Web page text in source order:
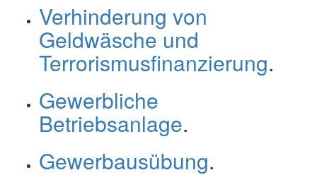
Verhinderung von
Geldwäsche und
Terrorismusfinanzierung.
Gewerbliche
Betriebsanlage.
Gewerbausübung.